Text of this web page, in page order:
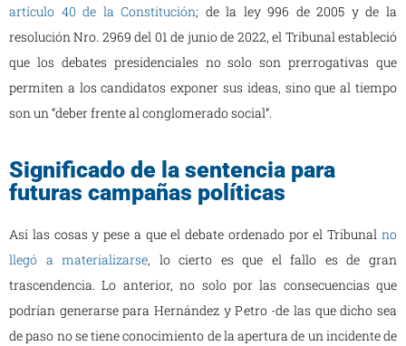
artículo 40 de la Constitución; de la ley 996 de 2005 y de la
resolución Nro. 2969 del 01 de junio de 2022, el Tribunal estableció
que los debates presidenciales no solo son prerrogativas que
permiten a los candidatos exponer sus ideas, sino que al tiempo
son un “deber frente al conglomerado social”.
Significado de la sentencia para
futuras campañas políticas
Así las cosas y pese a que el debate ordenado por el Tribunal no
llegó a materializarse, lo cierto es que el fallo es de gran
trascendencia. Lo anterior, no solo por las consecuencias que
podrían generarse para Hernández y Petro -de las que dicho sea
de paso no se tiene conocimiento de la apertura de un incidente de